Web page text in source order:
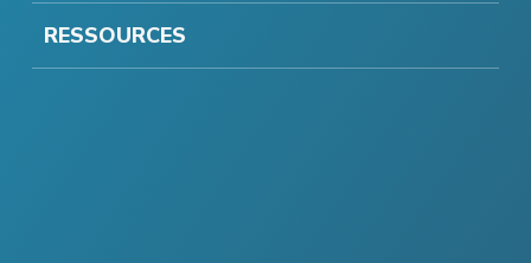
RESSOURCES